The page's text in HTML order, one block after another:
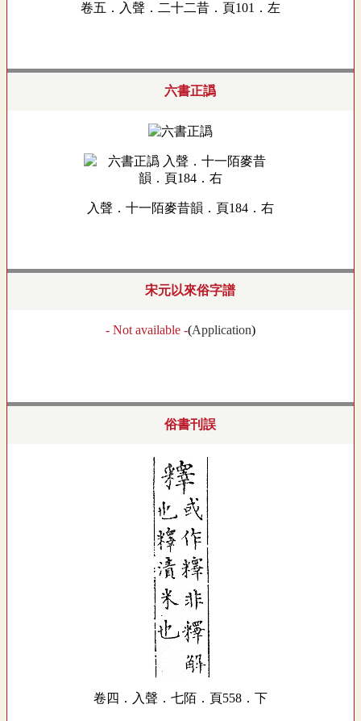
卷五．入聲．二十二昔．頁101．左
六書正譌
入聲．十一陌麥昔韻．頁184．右
宋元以來俗字譜
- Not available -(Application)
俗書刊誤
卷四．入聲．七陌．頁558．下